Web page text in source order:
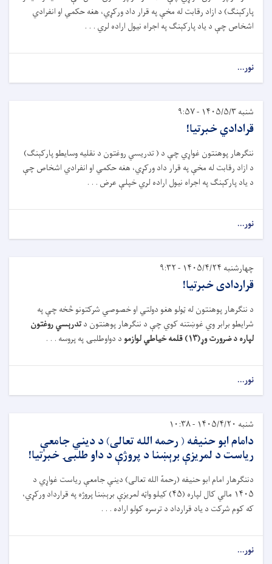
پارکېنګ) د ازاد رقابت له مخې په قرار داد ورکړي، هغه حکمي او انفرادي
اشخاص چې د ياد پارکېنګ په اجراه نيول اراده لري . . .
نور...
شنبه ۱۴۰۵/۵/۳ - ۹:۵۷
قرادادي خبرتيا!
ننګرهار پوهنتون غواړي چې د ( تدريسي روغتون د نقليه وسايطو پارکېنګ)
د ازاد رقابت له مخې په قرار داد ورکړي، هغه حکمي او انفرادي اشخاص چې
د ياد پارکېنګ په اجراه نيول اراده لري خپلې عرض . . .
نور...
چهارشنبه ۱۴۰۵/۴/۲۴ - ۹:۳۲
قراردادی خبرتيا!
د ننګرهار پوهنتون له ټولو هغو دولتي او خصوصي شرکتونو څخه چې په
شرايطو برابر وي غوښتنه کوي چې د ننګرهار پوهنتون دتدرېسي روغتون
لپاره د ضرورت وړ(۱۳) قلمه خياطي لوازمو
د دواوطلبۍ په پروسه . . .
نور...
شنبه ۱۴۰۵/۴/۲۰ - ۱۰:۳۸
دامام ابو حنيفه ( رحمه الله تعالی) د دیني جامعې
رياست د لمريزې برېښنا د پروژې د داو طلبۍ خبرتيا!
دننګرهار امام ابو حنيفه (رحمهّ الله تعالی) دينې جامعې رياست غواړي د
۱۴۰۵ مالي کال لپاره (۴۵) کيلو واټه لمريزې برېښنا پروژه په قرارداد ورکړي،
که کوم شرکت د ياد قرارداد د ترسره کولو اراده . . .
نور...